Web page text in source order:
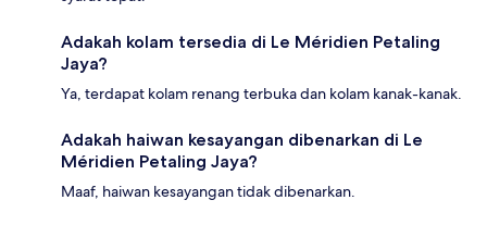
Adakah kolam tersedia di Le Méridien Petaling
Jaya?
Ya, terdapat kolam renang terbuka dan kolam kanak-kanak.
Adakah haiwan kesayangan dibenarkan di Le
Méridien Petaling Jaya?
Maaf, haiwan kesayangan tidak dibenarkan.